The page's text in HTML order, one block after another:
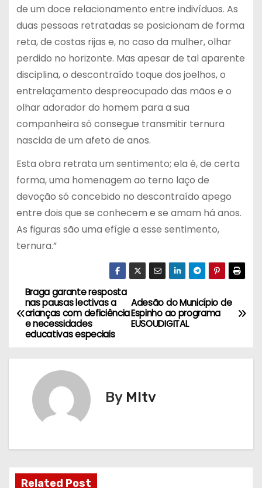
de um doce relacionamento entre indivíduos. As
duas pessoas retratadas se posicionam de forma
reta, de costas rijas e, no caso da mulher, olhar
perdido no horizonte. Mas apesar de tal aparente
disciplina, o descontraído toque dos joelhos, o
entrelaçamento despreocupado das mãos e o
olhar adorador do homem para a sua
companheira só consegue transmitir ternura
nascida de um afeto de anos.
Esta obra retrata um sentimento; ela é, de certa
forma, uma homenagem ao terno laço de
devoção só concebido no descontraído apego
entre dois que se conhecem e se amam há anos.
As figuras são uma efígie a esse sentimento,
ternura.”
N
a
ç
ã
Adesão do Município de
Espinho ao programa
EUSOUDIGITAL
Braga garante resposta
nas pausas lectivas a
crianças com deficiência
e necessidades
educativas especiais
By MItv
Related Post